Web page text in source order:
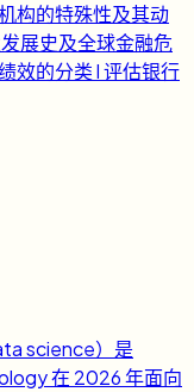
构的特殊性及其动
展史及全球金融危
效的分类 l 评估银行
science）是
在 2026 年面向